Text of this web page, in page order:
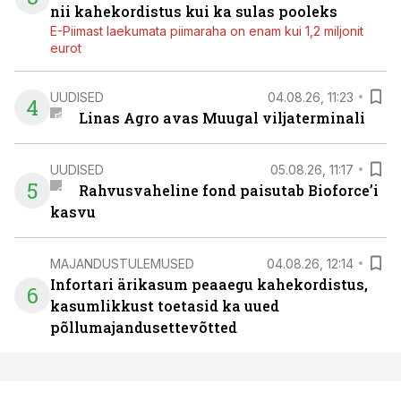
nii kahekordistus kui ka sulas pooleks
E-Piimast laekumata piimaraha on enam kui 1,2 miljonit
eurot
4 UUDISED 04.08.26, 11:23
Linas Agro avas Muugal viljaterminali
5
UUDISED 05.08.26, 11:17
Rahvusvaheline fond paisutab Bioforce’i
kasvu
6
MAJANDUSTULEMUSED 04.08.26, 12:14
Infortari ärikasum peaaegu kahekordistus,
kasumlikkust toetasid ka uued
põllumajandusettevõtted